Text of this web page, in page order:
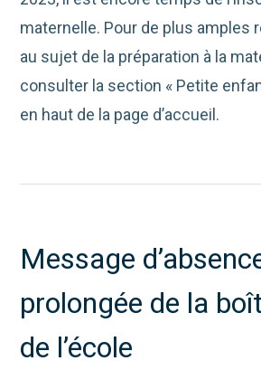
maternelle. Pour de plus amples
au sujet de la préparation à la
consulter la section « Petite
en haut de la page d’accueil.
Message
prolongée de la
de l’école